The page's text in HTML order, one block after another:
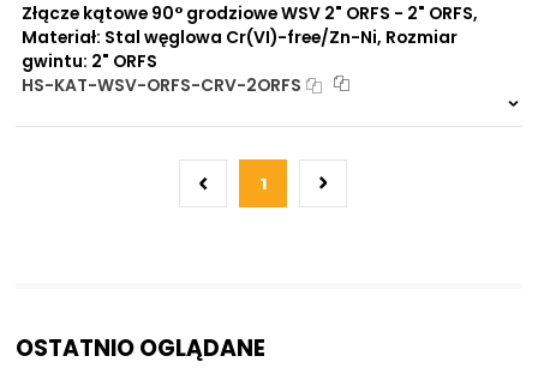
Złącze kątowe 90° grodziowe WSV 2" ORFS - 2" ORFS,
Materiał: Stal węglowa Cr(VI)-free/Zn-Ni, Rozmiar
gwintu: 2" ORFS
HS-KAT-WSV-ORFS-CRV-2ORFS
1
OSTATNIO OGLĄDANE